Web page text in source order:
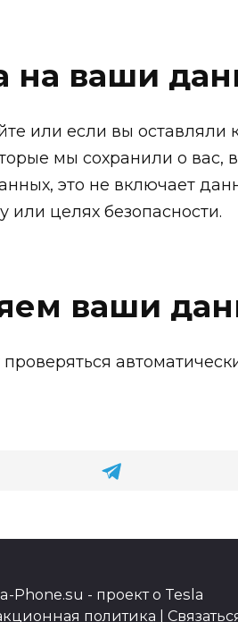
на ваши
или если вы
мы сохранили о
это не включает
или целях безопасности.
ваши
Phone.su - проект о Tesla
политика